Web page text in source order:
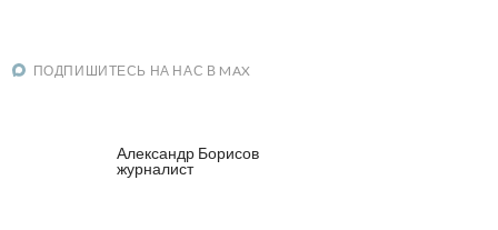
ПОДПИШИТЕСЬ НА НАС В MAX
Александр Борисов
журналист